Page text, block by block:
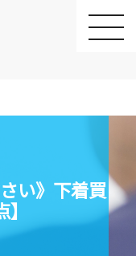
toggle
い》下着買